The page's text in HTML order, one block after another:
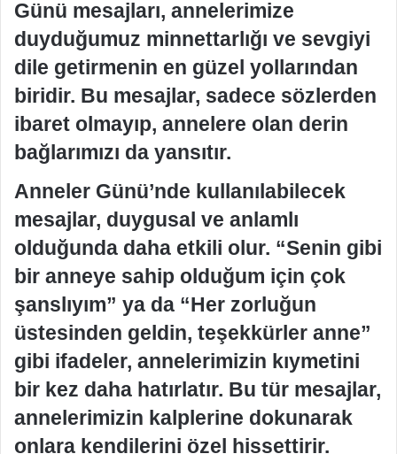
Günü mesajları, annelerimize
duyduğumuz minnettarlığı ve sevgiyi
dile getirmenin en güzel yollarından
biridir. Bu mesajlar, sadece sözlerden
ibaret olmayıp, annelere olan derin
bağlarımızı da yansıtır.
Anneler Günü’nde kullanılabilecek
mesajlar, duygusal ve anlamlı
olduğunda daha etkili olur. “Senin gibi
bir anneye sahip olduğum için çok
şanslıyım” ya da “Her zorluğun
üstesinden geldin, teşekkürler anne”
gibi ifadeler, annelerimizin kıymetini
bir kez daha hatırlatır. Bu tür mesajlar,
annelerimizin kalplerine dokunarak
onlara kendilerini özel hissettirir.